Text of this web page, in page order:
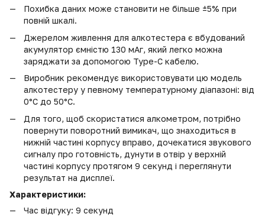
Похибка даних може становити не більше ±5% при
повній шкалі.
Джерелом живлення для алкотестера є вбудований
акумулятор ємністю 130 мАг, який легко можна
заряджати за допомогою Type-C кабелю.
Виробник рекомендує використовувати цю модель
алкотестеру у певному температурному діапазоні: від
0°C до 50°C.
Для того, щоб скористатися алкометром, потрібно
повернути поворотний вимикач, що знаходиться в
нижній частині корпусу вправо, дочекатися звукового
сигналу про готовність, дунути в отвір у верхній
частині корпусу протягом 9 секунд і переглянути
результат на дисплеї.
Характеристики:
Час відгуку: 9 секунд